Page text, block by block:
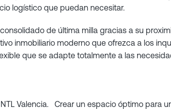
logístico que puedan necesitar.
de última milla gracias a su
inmobiliario moderno que ofrezca a los
que se adapte totalmente a las
Valencia. Crear un espacio óptimo para